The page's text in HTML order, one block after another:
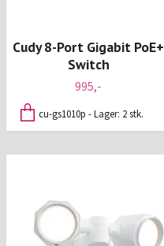
Cudy 8-Port Gigabit PoE+
Switch
995,-
cu-gs1010p - Lager: 2 stk.